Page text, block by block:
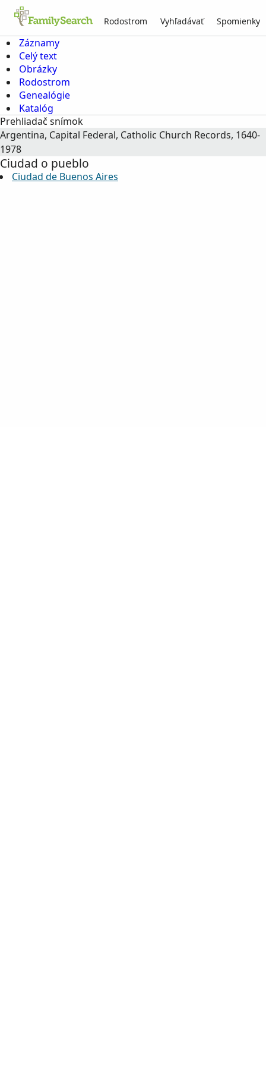
Rodostrom Vyhľadávať Spomienky
Záznamy
Celý text
Obrázky
Rodostrom
Genealógie
Katalóg
Prehliadač snímok
Argentina, Capital Federal, Catholic Church Records, 1640-
1978
Ciudad o pueblo
Ciudad de Buenos Aires